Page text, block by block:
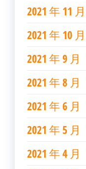
2021 年 11 月
2021 年 10 月
2021 年 9 月
2021 年 8 月
2021 年 6 月
2021 年 5 月
2021 年 4 月